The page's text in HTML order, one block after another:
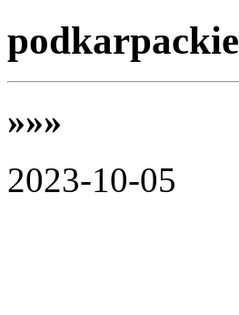
podkarpackie
»»»
2023-10-05